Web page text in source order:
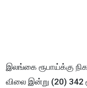
இலங்கை ரூபாய்க்கு
விலை இன்று (20) 342